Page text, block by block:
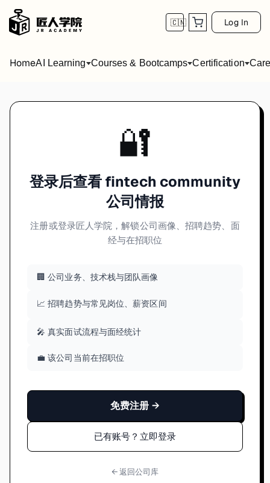
🇨🇳 Log In
HomeAI Learning Courses & Bootcamps Certification
🔐
登录后查看 fintech community
公司情报
注册或登录匠人学院，解锁公司画像、招聘趋势、面
经与在招职位
🏢 公司业务、技术栈与团队画像
📈 招聘趋势与常见岗位、薪资区间
🎤 真实面试流程与面经统计
💼 该公司当前在招职位
免费注册 →
已有账号？立即登录
← 返回公司库